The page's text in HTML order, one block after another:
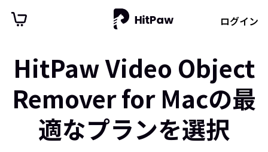
ログイン
HitPaw Video Object
Remover for Macの最
適なプランを選択